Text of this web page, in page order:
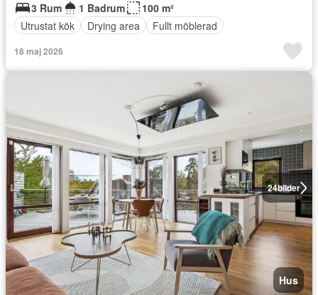
3 Rum
1 Badrum
100 m²
Utrustat kök
Drying area Fullt möblerad
18 maj 2026
24bilder
Hus